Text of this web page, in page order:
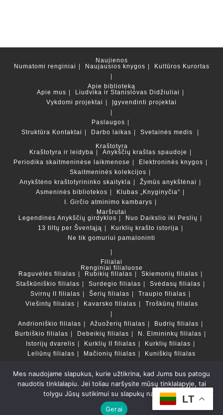
Naujienos
Numatomi renginiai
Naujausios knygos Kultūros Kurortas
Apie biblioteką
Apie mus
Liudvika ir Stanislovas Didžiuliai
Vykdomi projektai
Įgyvendinti projektai
Paslaugos
Struktūra Kontaktai Darbo laikas
Svetainės medis
Kraštotyra
Kraštotyra ir leidyba
Anykščių kraštas spaudoje
Periodika skaitmeninėse laikmenose
Elektroninės knygos
Skaitmeninės kolekcijos
Anykštėno kraštotyrininko skaitykla
Žymūs anykštėnai
Asmeninės bibliotekos
Klubas „Knyginyčia“
I. Girčio atminimo kambarys
Maršrutai
Legendinės Anykščių girdyklos
Nuo Daikslio iki Peslių
13 tiltų per Šventąją
Kurklių krašto istorija
Ne tik gomuriui pamaloninti
Filialai
Renginiai filialuose
Raguvėlės filialas
Rubikių filialas
Skiemonių filialas
Staškūniškio filialas
Surdegio filialas
Svėdasų filialas
Svirnų II filialas
Šerių filialas
Traupio filialas
Viešintų filialas
Kavarsko filialas Troškūnų filialas
Andrioniškio filialas Ažuožerių filialas
Budrių filialas
Burbiškio filialas
Debeikių filialas
N. Elmininkų filialas
Istorijų dvarelis
Kurklių II filialas
Kurklių filialas
Leliūnų filialas
Mačionių filialas Kuniškių filialas
Duomenų bazės ir katalogai
LT
Copyright © Anykščių rajono savivaldybės Liudvikos ir
Stanislovo Didžiulių viešoji biblioteka 2022 Powered by
Getspace
LT
Mes naudojame slapukus, kurie užtikrina, kad Jums bus patogu
naudotis tinklalapiu. Jei toliau naršysite mūsų tinklalapyje, tai
tolygu Jūsų sutikimui su slapukų naudojimu.
Gerai